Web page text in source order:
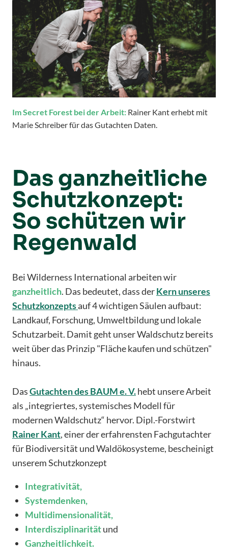
Im Secret Forest bei der Arbeit: Rainer Kant erhebt mit
Marie Schreiber für das Gutachten Daten.
Das ganzheitliche
Schutzkonzept:
So schützen wir
Regenwald
Bei Wilderness International arbeiten wir
ganzheitlich. Das bedeutet, dass derKern unseres
Schutzkonzeptsauf 4 wichtigen Säulen aufbaut:
Landkauf, Forschung, Umweltbildung und lokale
Schutzarbeit. Damit geht unser Waldschutz bereits
weit über das Prinzip "Fläche kaufen und schützen"
hinaus.
DasGutachten des BAUM e. V.hebt unsere Arbeit
als „integriertes, systemisches Modell für
modernen Waldschutz“ hervor. Dipl.-Forstwirt
Rainer Kant, einer der erfahrensten Fachgutachter
für Biodiversität und Waldökosysteme, bescheinigt
unserem Schutzkonzept
Integrativität,
Systemdenken,
Multidimensionalität,
Interdisziplinaritätund
Ganzheitlichkeit.